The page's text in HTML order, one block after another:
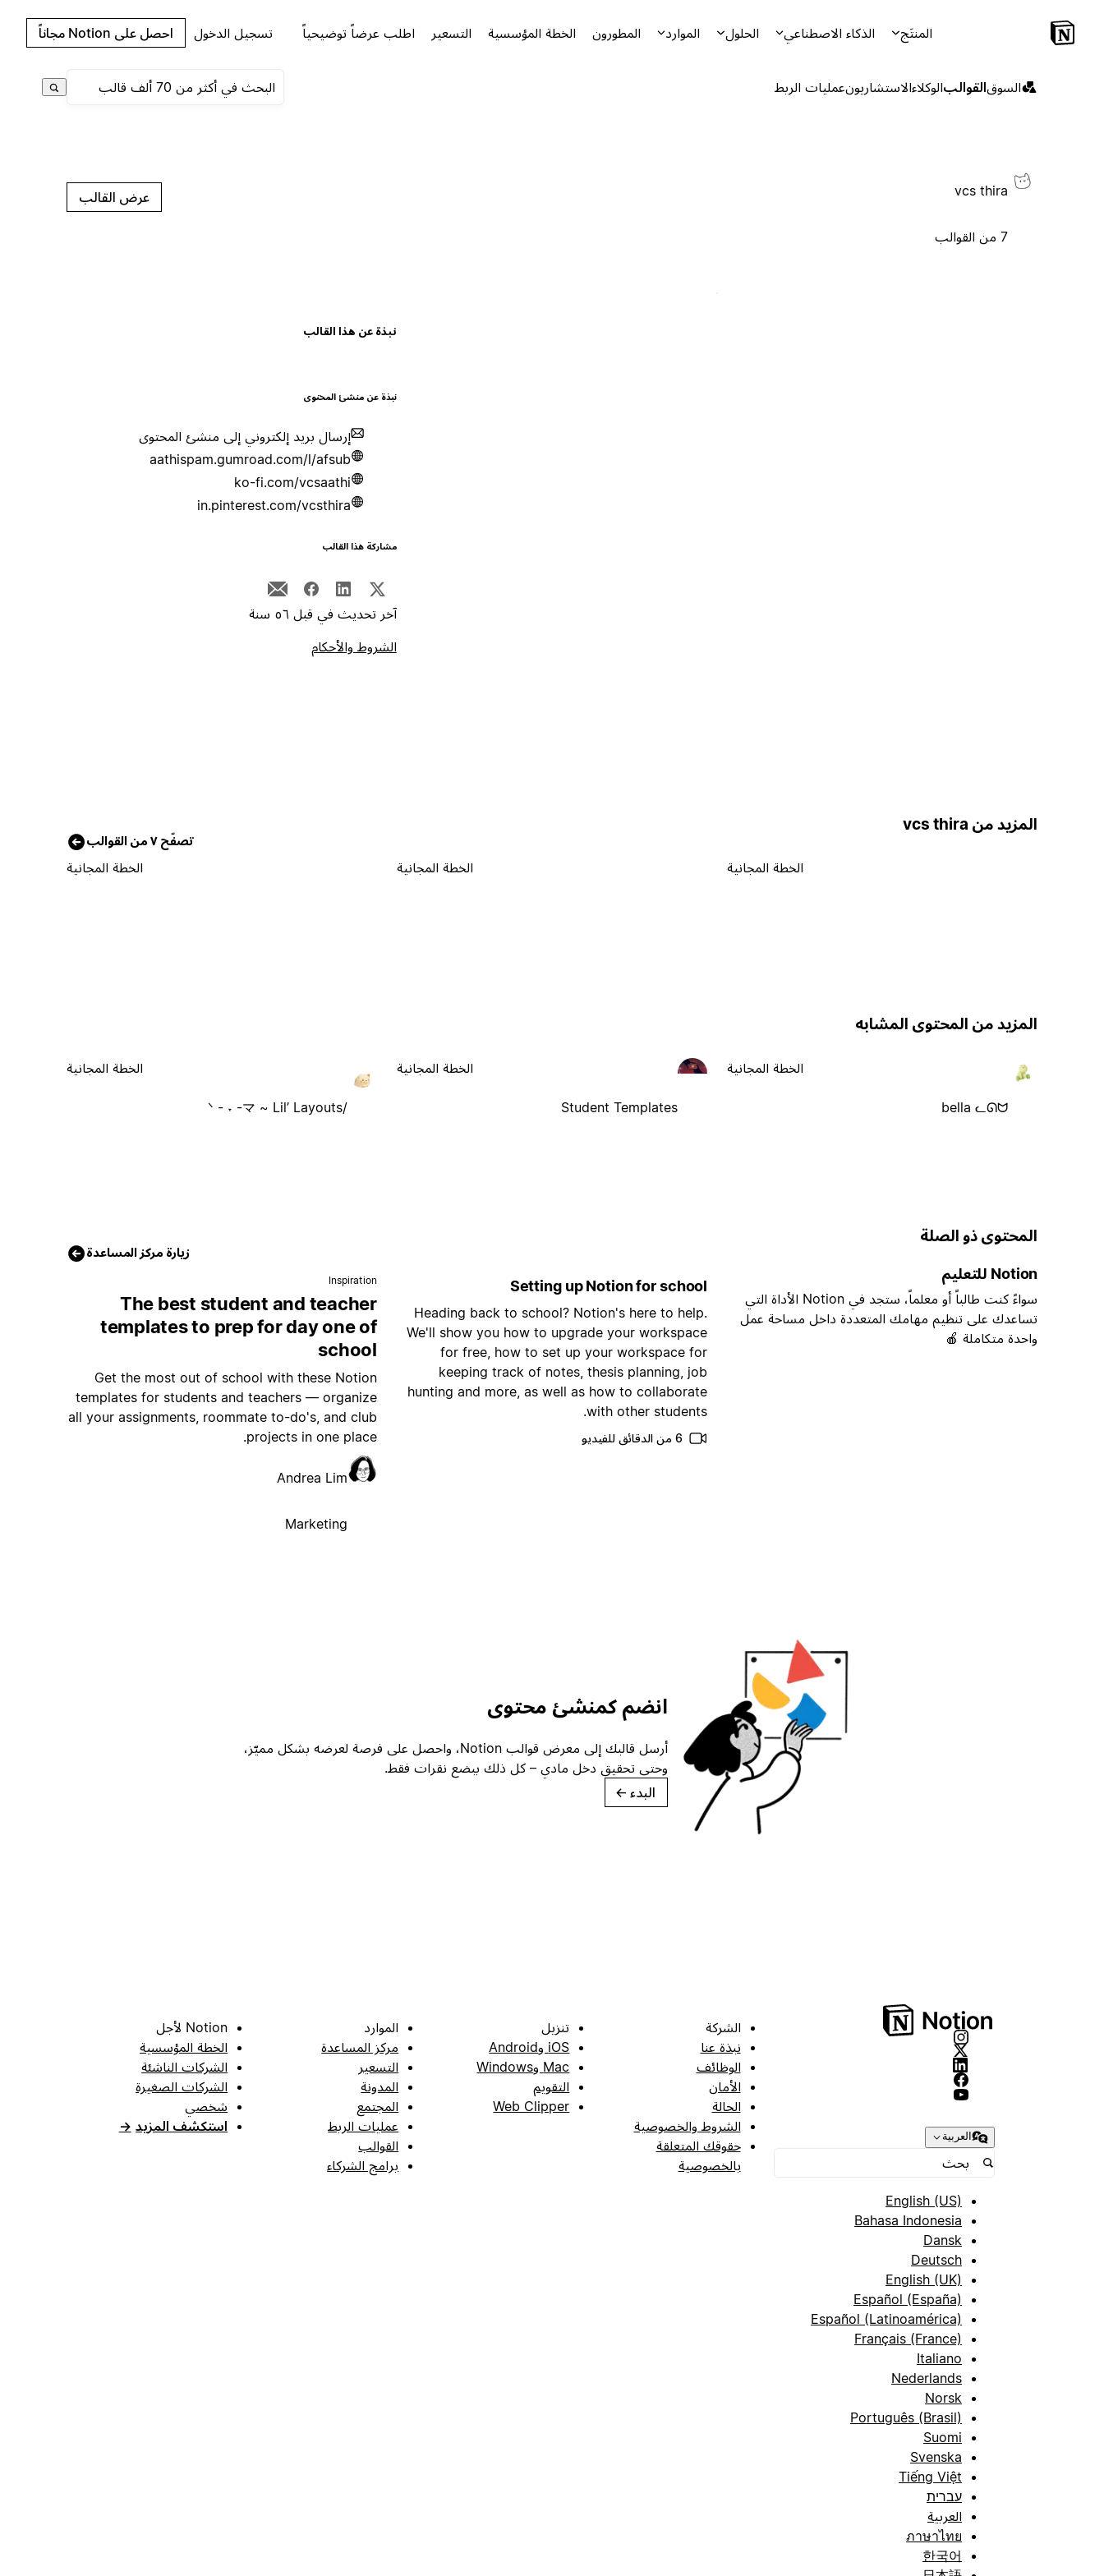
المنتَج الذكاء الاصطناعي الحلول الموارد المطورون الخطة المؤسسية التسعير اطلب عرضاً توضيحياً تسجيل الدخول احصل على Notion مجاناً
السوقالقوالبالوكلاءالاستشاريونعمليات الربط
vcs thira
7 من القوالب
عرض القالب
نبذة عن هذا القالب
نبذة عن منشئ المحتوى
إرسال بريد إلكتروني إلى منشئ المحتوى
aathispam.gumroad.com/l/afsub
ko-fi.com/vcsaathi
in.pinterest.com/vcsthira
مشاركة هذا القالب
آخر تحديث في قبل ٥٦ سنة
الشروط والأحكام
المزيد من vcs thira
تصفّح ٧ من القوالب
الخطة المجانية الخطة المجانية الخطة المجانية
المزيد من المحتوى المشابه
bella ᓚᘏᗢ
الخطة المجانية
Student Templates
الخطة المجانية
/ᐠ - ˕ -マ ~ Lil’ Layouts
الخطة المجانية
المحتوى ذو الصلة
زيارة مركز المساعدة
Notion للتعليم
سواءً كنت طالباً أو معلماً، ستجد في Notion الأداة التي
تساعدك على تنظيم مهامك المتعددة داخل مساحة عمل
واحدة متكاملة 🍎
Setting up Notion for school
Heading back to school? Notion's here to help.
We'll show you how to upgrade your workspace
for free, how to set up your workspace for
keeping track of notes, thesis planning, job
hunting and more, as well as how to collaborate
with other students.
6 من الدقائق للفيديو
Inspiration
The best student and teacher
templates to prep for day one of
school
Get the most out of school with these Notion
templates for students and teachers — organize
all your assignments, roommate to-do's, and club
projects in one place.
Andrea Lim
Marketing
انضم كمنشئ محتوى
أرسل قالبك إلى معرض قوالب Notion، واحصل على فرصة لعرضه بشكل مميّز،
وحتى تحقيق دخل مادي – كل ذلك ببضع نقرات فقط.
البدء →
العربية
English (US)
Bahasa Indonesia
Dansk
Deutsch
English (UK)
Español (España)
Español (Latinoamérica)
Français (France)
Italiano
Nederlands
Norsk
Português (Brasil)
Suomi
Svenska
Tiếng Việt
עברית
العربية
ภาษาไทย
한국어
الشركة
نبذة عنا
الوظائف
الأمان
الحالة
الشروط والخصوصية
حقوقك المتعلقة
بالخصوصية
تنزيل
iOS وAndroid
Mac وWindows
التقويم
Web Clipper
الموارد
مركز المساعدة
التسعير
المدونة
المجتمع
عمليات الربط
القوالب
برامج الشركاء
Notion لأجل
الخطة المؤسسية
الشركات الناشئة
الشركات الصغيرة
شخصي
استكشف المزيد →